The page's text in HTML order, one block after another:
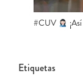
#CUV ​
Etiquetas